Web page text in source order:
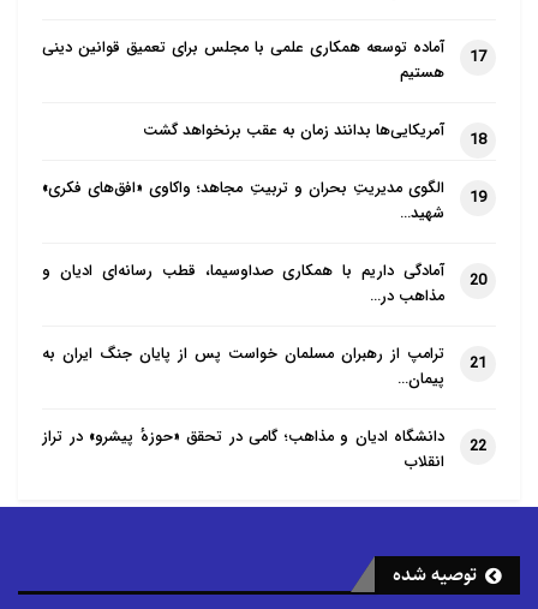
17
آماده توسعه همکاری علمی با مجلس برای تعمیق قوانین دینی
هستیم
18 آمریکایی‌ها بدانند زمان به عقب برنخواهد گشت
19
الگوی مدیریتِ بحران و تربیتِ مجاهد؛ واکاوی «افق‌های فکری»
شهید…
20
آمادگی داریم با همکاری صداوسیما، قطب رسانه‌ای ادیان و
مذاهب در…
21
ترامپ از رهبران مسلمان خواست پس از پایان جنگ ایران به
پیمان…
22
دانشگاه ادیان و مذاهب؛ گامی در تحقق «حوزهٔ پیشرو» در تراز
انقلاب
توصیه شده